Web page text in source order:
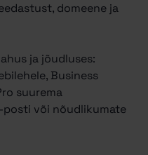
domeene ja
ja jõudluses:
Business
suurema
posti või nõudlikumate